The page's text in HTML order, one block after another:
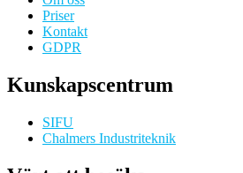
Priser
Kontakt
GDPR
Kunskapscentrum
SIFU
Chalmers Industriteknik